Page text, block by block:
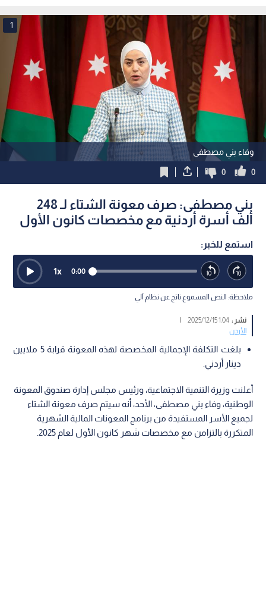
وفاء بني مصطفى
1
0
0
بني مصطفى: صرف معونة الشتاء لـ 248
ألف أسرة أردنية مع مخصصات كانون الأول
استمع للخبر:
0:00
1x
ملاحظة: النص المسموع ناتج عن نظام آلي
نشر :1:04 2025/12/15
|
الأردن
بلغت التكلفة الإجمالية المخصصة لهذه المعونة قرابة 5 ملايين
دينار أردني.
أعلنت وزيرة التنمية الاجتماعية، ورئيس مجلس إدارة صندوق المعونة
الوطنية، وفاء بني مصطفى، الأحد، أنه سيتم صرف معونة الشتاء
لجميع الأسر المستفيدة من برنامج المعونات المالية الشهرية
المتكررة بالتزامن مع مخصصات شهر كانون الأول لعام 2025.